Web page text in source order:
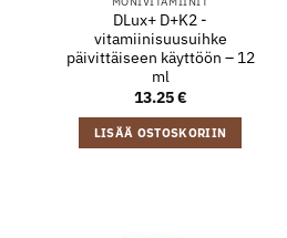
DLux+ D+K2 -
vitamiinisuusuihke
päivittäiseen käyttöön – 12
ml
13.25€
LISÄÄ OSTOSKORIIN